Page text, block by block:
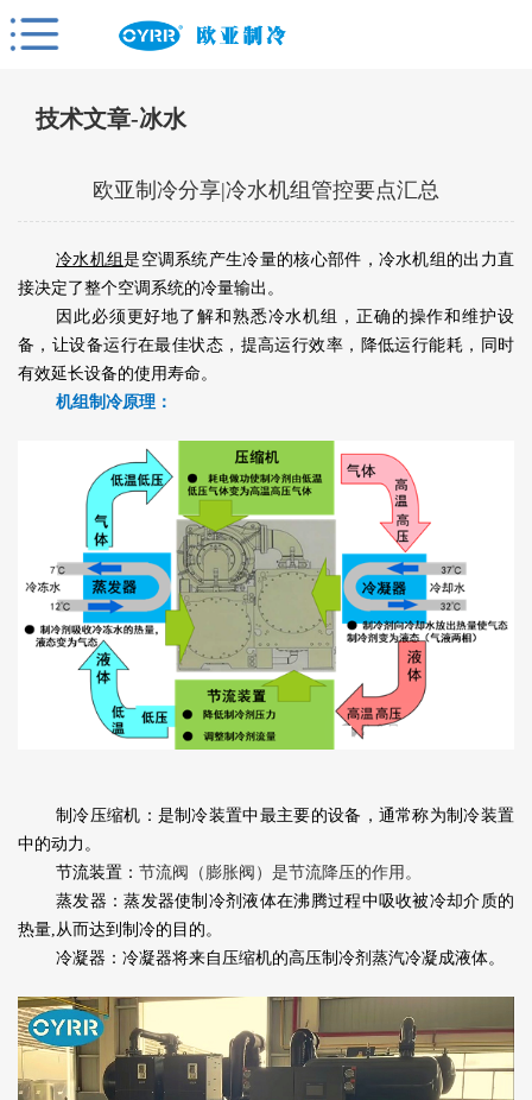
技术文章-冰水
欧亚制冷分享|冷水机组管控要点汇总
冷水机组是空调系统产生冷量的核心部件，冷水机组的出力直
接决定了整个空调系统的冷量输出。
因此必须更好地了解和熟悉冷水机组，正确的操作和维护设
备，让设备运行在最佳状态，提高运行效率，降低运行能耗，同时
有效延长设备的使用寿命。
机组制冷原理：
制冷压缩机：是制冷装置中最主要的设备，通常称为制冷装置
中的动力。
节流装置： 节流阀（膨胀阀）是节流降压的作用。
蒸发器：蒸发器使制冷剂液体在沸腾过程中吸收被冷却介质的
热量,从而达到制冷的目的。
冷凝器：冷凝器将来自压缩机的高压制冷剂蒸汽冷凝成液体。